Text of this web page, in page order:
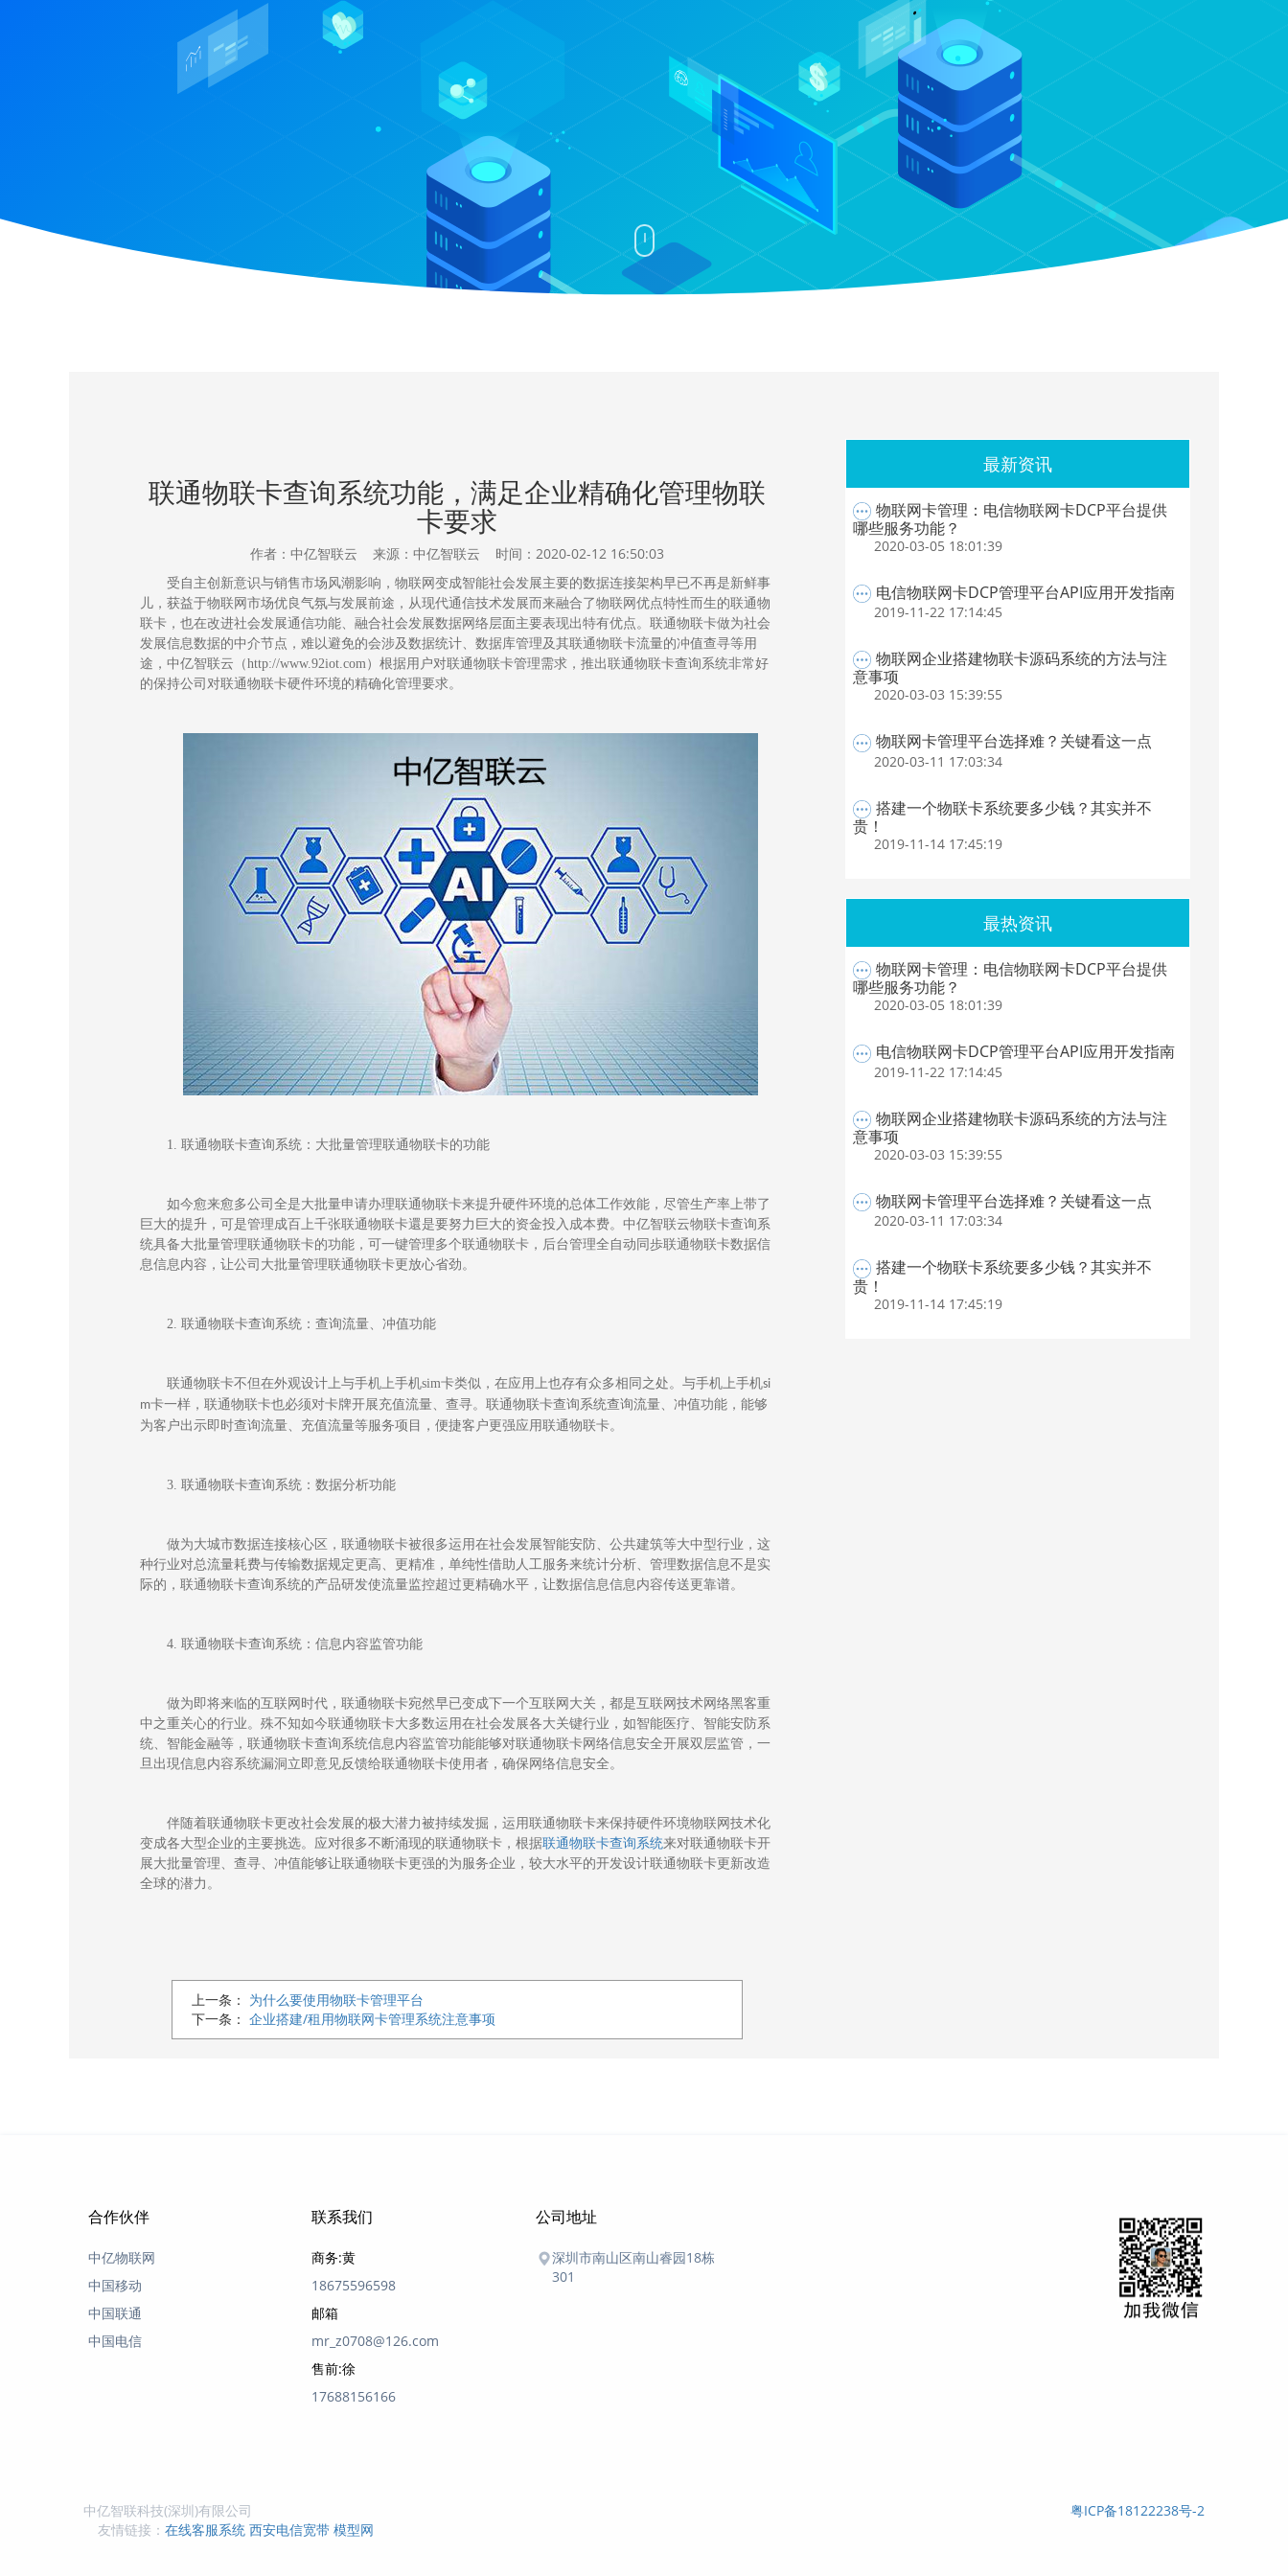
联通物联卡查询系统功能，满足企业精确化管理物联
卡要求
作者：中亿智联云 来源：中亿智联云 时间：2020-02-12 16:50:03
受自主创新意识与销售市场风潮影响 ，物联网变成智能社会发展主要的数据连接架构早已不再是新鲜事
儿，获益于物联网市场优良气氛与发展前途，从现代通信技术发展而来融合了物联网优点特性而生的联通物
联卡，也在改进社会发展通信功能、融合社会发展数据网络层面主要表现出特有优点。联通物联卡做为社会
发展信息数据的中介节点，难以避免的会涉及数据统计、数据库管理及其联通物联卡流量的冲值查寻等用
途 ， 中亿智联云（http://www.92iot.com ） 根据用户对联通物联卡管理需求， 推出联通物联卡查询系统非常好
的保持公司对联通物联卡硬件环境的精确化管理要求。
1. 联通物联卡查询系统： 大批量管理联通物联卡的功能
如今愈来愈多公司全是大批量申请办理联通物联卡来提升硬件环境的总体工作效能，尽管生产率上带了
巨大的提升，可是管理成百上千张联通物联卡還是要努力巨大的资金投入成本费。中亿智联云物联卡查询系
统具备大批量管理联通物联卡的功能， 可一键管理多个联通物联卡，后台管理全自动同歩联通物联卡数据信
息信息内容，让公司大批量管理联通物联卡更放心省劲。
2. 联通物联卡查询系统： 查询流量、冲值功能
联通物联卡不但在外观设计上与手机上手机sim卡类似，在应用上也存有众多相同之处。与手机上手机si
m卡一样，联通物联卡也必须对卡牌开展充值流量、查寻。联通物联卡查询系统查询流量、冲值功能，能够
为客户出示即时查询流量、充值流量等服务项目，便捷客户更强应用联通物联卡。
3. 联通物联卡查询系统： 数据分析功能
做为大城市数据连接核心区，联通物联卡被很多运用在社会发展智能安防、公共建筑等大中型行业，这
种行业对总流量耗费与传输数据规定更高、更精准，单纯性借助人工服务来统计分析、 管理数据信息不是实
际的，联通物联卡查询系统的产品研发使流量监控超过更精确水平，让数据信息信息内容传送更靠谱。
4. 联通物联卡查询系统： 信息内容监管功能
做为即将来临的互联网时代，联通物联卡宛然早已变成下一个互联网大关，都是互联网技术网络黑客重
中之重关心的行业。殊不知如今联通物联卡大多数运用在社会发展各大关键行业，如智能医疗、智能安防系
统、智能金融等，联通物联卡查询系统信息内容监管功能能够对联通物联卡网络信息安全开展双层监管，一
旦出現信息内容系统漏洞立即意见反馈给联通物联卡使用者，确保网络信息安全。
伴随着联通物联卡更改社会发展的极大潜力被持续发掘，运用联通物联卡来保持硬件环境物联网技术化
变成各大型企业的主要挑选。应对很多不断涌现的联通物联卡，根据联通物联卡查询系统来对联通物联卡开
展大批量管理 、查寻、冲值能够让联通物联卡更强的为服务企业，较大水平的开发设计联通物联卡更新改造
全球的潜力。
上一条： 为什么要使用物联卡管理平台
下一条： 企业搭建/租用物联网卡管理系统注意事项
最新资讯
物联网卡管理：电信物联网卡DCP平台提供
哪些服务功能？
2020-03-05 18:01:39
电信物联网卡DCP管理平台API应用开发指南
2019-11-22 17:14:45
物联网企业搭建物联卡源码系统的方法与注
意事项
2020-03-03 15:39:55
物联网卡管理平台选择难？关键看这一点
2020-03-11 17:03:34
搭建一个物联卡系统要多少钱？其实并不
贵！
2019-11-14 17:45:19
最热资讯
物联网卡管理：电信物联网卡DCP平台提供
哪些服务功能？
2020-03-05 18:01:39
电信物联网卡DCP管理平台API应用开发指南
2019-11-22 17:14:45
物联网企业搭建物联卡源码系统的方法与注
意事项
2020-03-03 15:39:55
物联网卡管理平台选择难？关键看这一点
2020-03-11 17:03:34
搭建一个物联卡系统要多少钱？其实并不
贵！
2019-11-14 17:45:19
合作伙伴
中亿物联网
中国移动
中国联通
中国电信
联系我们
商务:黄
18675596598
邮箱
mr_z0708@126.com
售前:徐
17688156166
公司地址
深圳市南山区南山睿园18栋
301
中亿智联科技(深圳)有限公司
粤ICP备18122238号-2
友情链接： 在线客服系统 西安电信宽带 模型网